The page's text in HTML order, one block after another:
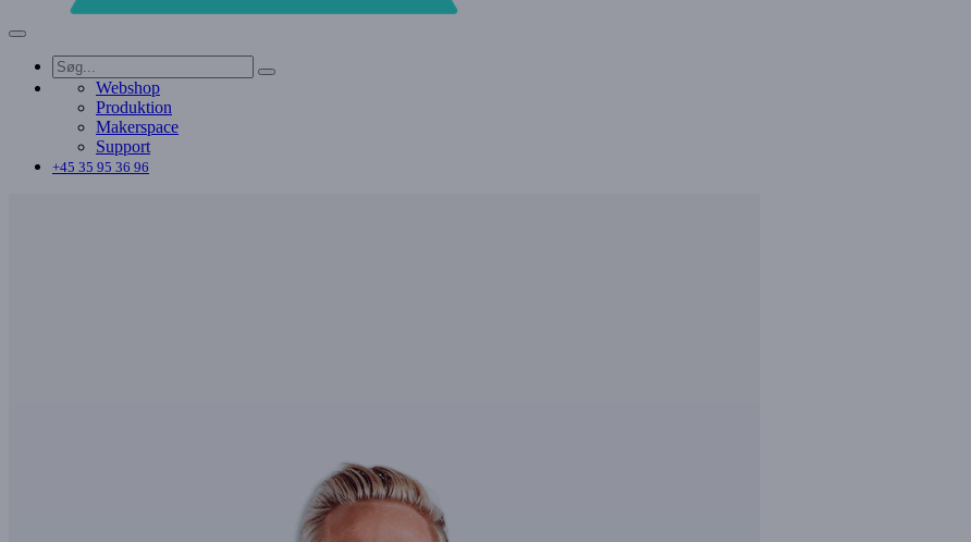
Webshop
Produktion
Makerspace
Support
+45 35 95 36 96